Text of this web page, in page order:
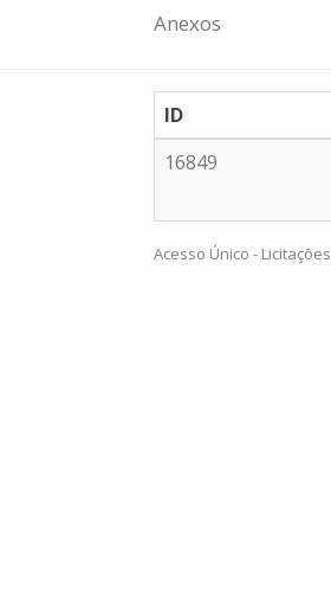
Anexos
ID
16849
Acesso Único - Licitações